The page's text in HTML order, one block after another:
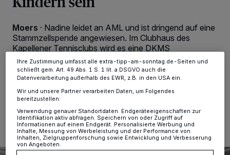
Moers · Nadine leidet an AML und ist dringend auf eine
Stammzellspende angewiesen. Im Clubhaus des
Kapellener Tennisclubs wird es eine DKMS
Registrierungsaktion geben.
13.10.2025 , 10:15 Uhr
Anzeigen möglicherweise nicht mehr so relevant für Sie. Sie können
ändern oder Ihre Einwilligung zu widerrufen, indem Sie auf den Link
Einstellungen oder Ablehnen am unteren Rand der Webseite klicken.
Ihre Einstellungen gelten innerhalb unseres Website. Weitere
Informationen finden Sie in unserer Datenschutzerklärung.
Ihre Zustimmung umfasst alle extra-tipp-am-sonntag.de-Seiten und
schließt gem. Art. 49 Abs. 1 S. 1 lit. a DSGVO auch die
Datenverarbeitung außerhalb des EWR, z.B. in den USA ein.
Wir und unsere Partner verarbeiten Daten, um Folgendes
bereitzustellen:
Verwendung genauer Standortdaten. Endgeräteeigenschaften zur
Identifikation aktiv abfragen. Speichern von oder Zugriff auf
Informationen auf einem Endgerät. Personalisierte Werbung und
Inhalte, Messung von Werbeleistung und der Performance von
Inhalten, Zielgruppenforschung sowie Entwicklung und Verbesserung
von Angeboten.